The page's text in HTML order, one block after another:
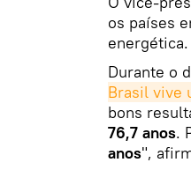
os países
energética.
Durante o
Brasil vive
bons
76,7 anos.
anos",